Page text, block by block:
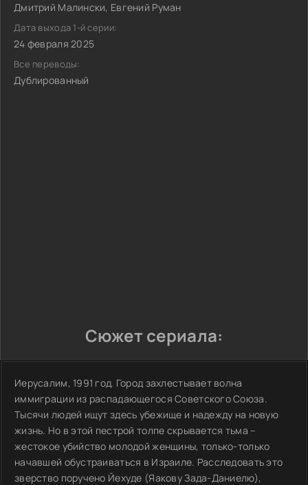
Дмитрий Малински, Евгений Руман
Дата выхода 1-й серии:
24 февраля 2025
Все переводы:
Дублированный
Сюжет сериала:
Иерусалим, 1991 год. Город захлестывает волна
иммиграции из распадающегося Советского Союза.
Тысячи людей ищут здесь убежище и надежду на новую
жизнь. Но в этой пестрой толпе скрывается тьма –
жестокое убийство молодой женщины, только-только
начавшей обустраиваться в Израиле. Расследовать это
зверство поручено Йехуде (Яакову Зада-Даниелю),